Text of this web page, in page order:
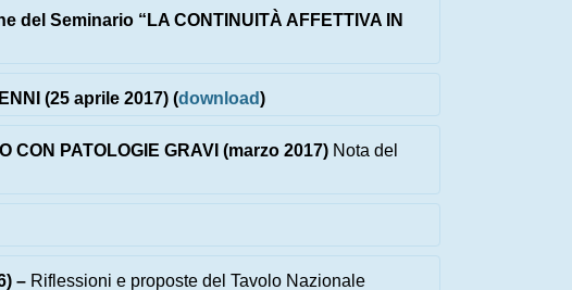
del Seminario “ LA CONTINUITÀ AFFETTIVA IN
(25 aprile 2017) (download)
CON PATOLOGIE GRAVI (marzo 2017) Nota del
– Riflessioni e proposte del Tavolo Nazionale